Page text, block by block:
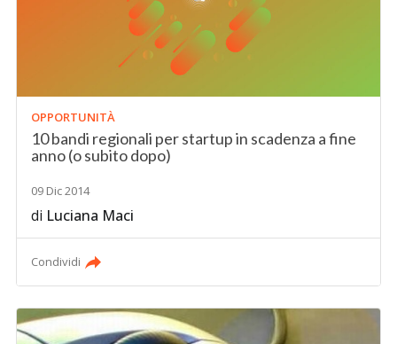
OPPORTUNITÀ
10 bandi regionali per startup in scadenza a fine
anno (o subito dopo)
09 Dic 2014
di Luciana Maci
Condividi